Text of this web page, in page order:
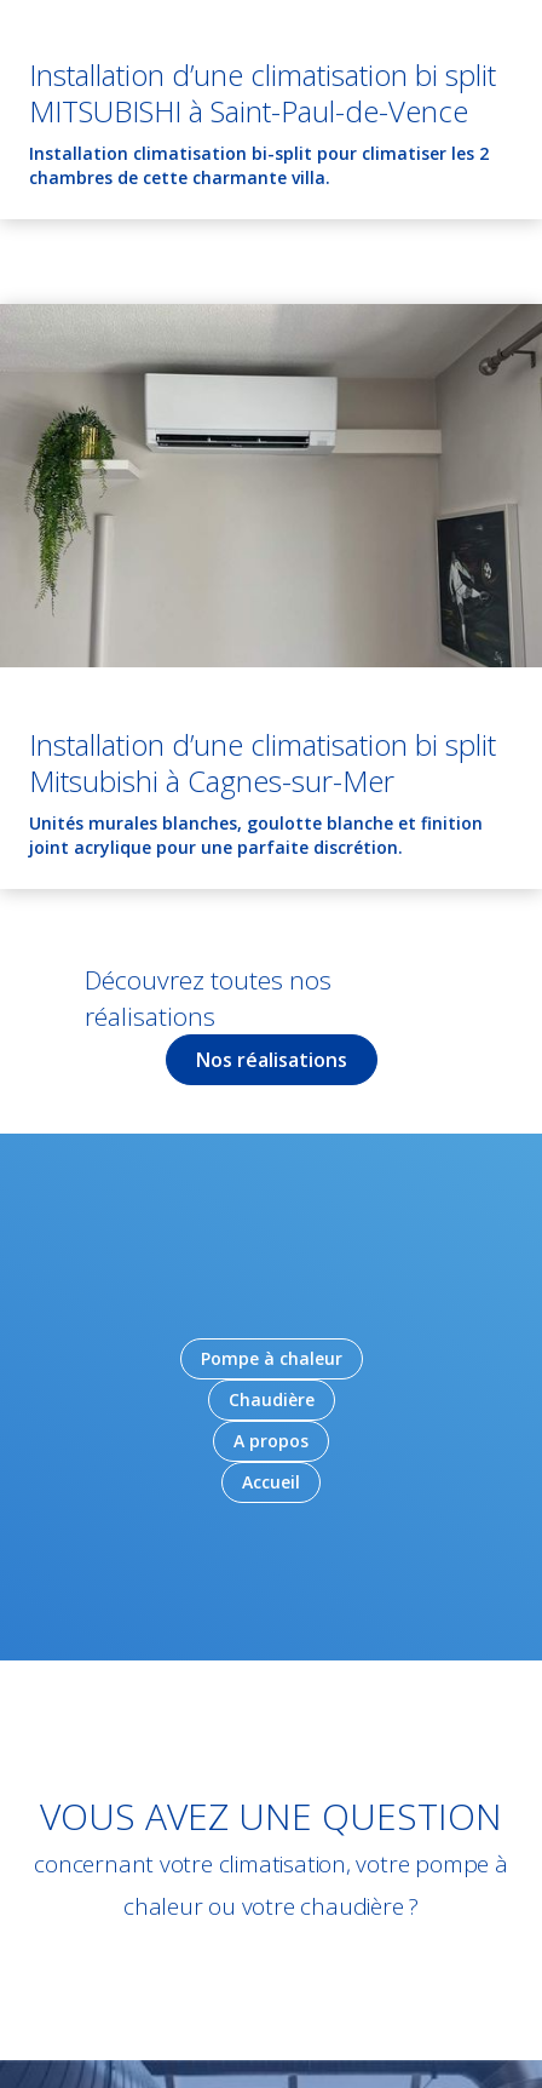
Installation d’une climatisation bi split
MITSUBISHI à Saint-Paul-de-Vence
Installation climatisation bi-split pour climatiser les 2
chambres de cette charmante villa.
Installation d’une climatisation bi split
Mitsubishi à Cagnes-sur-Mer
Unités murales blanches, goulotte blanche et finition
joint acrylique pour une parfaite discrétion.
Découvrez toutes nos
réalisations
Nos réalisations
Pompe à chaleur
Chaudière
A propos
Accueil
VOUS AVEZ UNE QUESTION
concernant votre climatisation, votre pompe à
chaleur ou votre chaudière ?